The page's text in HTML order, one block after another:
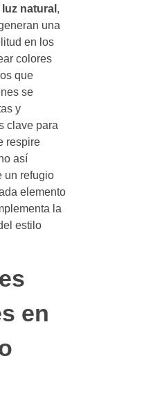
luz natural ,
una
en los
colores
que
se
y
clave para
respire
así
un refugio
elemento
la
estilo
en